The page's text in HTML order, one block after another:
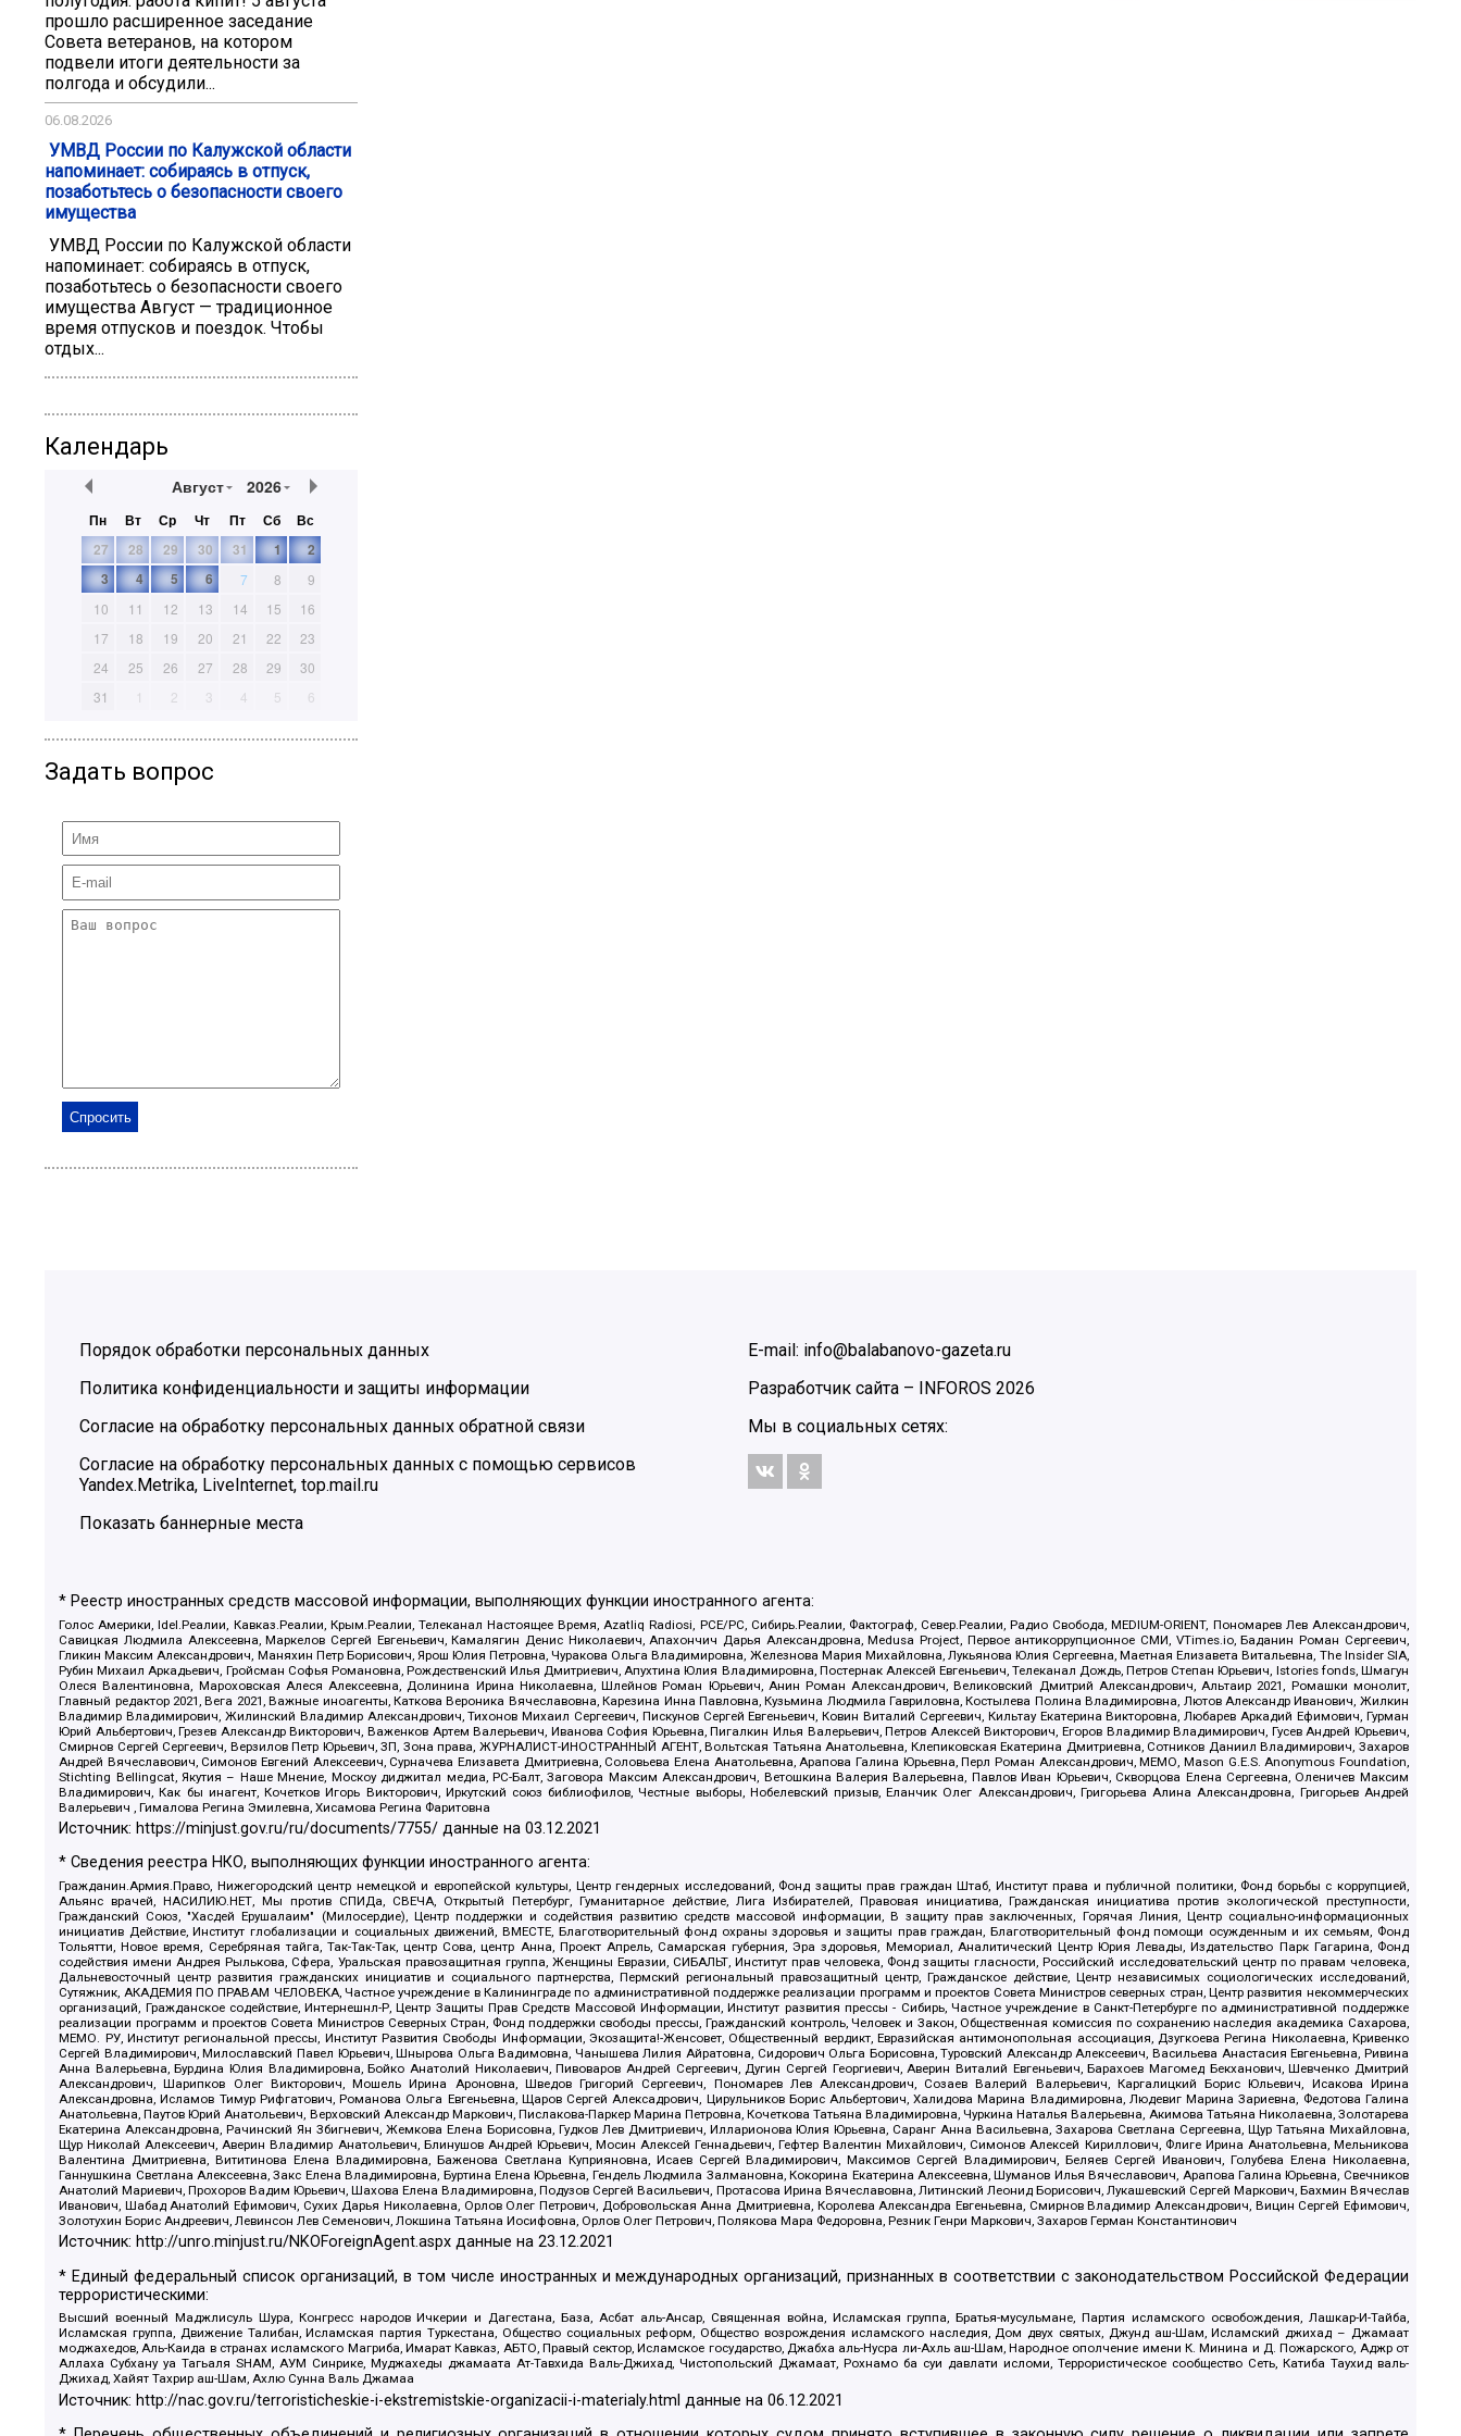
прошло расширенное заседание
Совета ветеранов, на котором
подвели итоги деятельности за
полгода и обсудили...
06.08.2026
️ УМВД России по Калужской области
напоминает: собираясь в отпуск,
позаботьтесь о безопасности своего
имущества
️ УМВД России по Калужской области
напоминает: собираясь в отпуск,
позаботьтесь о безопасности своего
имущества Август — традиционное
время отпусков и поездок. Чтобы
отдых...
Календарь
Август 2026
Пн Вт Ср Чт Пт Сб
Вс
27
28 29 30 31 1
2
3
4 5 6 7 8
9
10
11 12 13 14 15
16
17
18 19 20 21 22
23
24
25 26 27 28 29
30
31
1 2 3 4 5 6
Задать вопрос
Порядок обработки персональных данных
Политика конфиденциальности и защиты информации
Согласие на обработку персональных данных обратной связи
Согласие на обработку персональных данных с помощью сервисов
Yandex.Metrika, LiveInternet, top.mail.ru
Показать баннерные места
E-mail: info@balabanovo-gazeta.ru
Разработчик сайта –
INFOROS 2026
Мы в социальных сетях:
* Реестр иностранных средств массовой информации, выполняющих функции иностранного агента:
Голос Америки, Idel.Реалии, Кавказ.Реалии, Крым.Реалии, Телеканал Настоящее Время, Azatliq Radiosi, PCE/PC, Сибирь.Реалии, Фактограф, Север.Реалии, Радио Свобода, MEDIUM-ORIENT, Пономарев Лев Александрович,
Савицкая Людмила Алексеевна, Маркелов Сергей Евгеньевич, Камалягин Денис Николаевич, Апахончич Дарья Александровна, Medusa Project, Первое антикоррупционное СМИ, VTimes.io, Баданин Роман Сергеевич,
Гликин Максим Александрович, Маняхин Петр Борисович, Ярош Юлия Петровна, Чуракова Ольга Владимировна, Железнова Мария Михайловна, Лукьянова Юлия Сергеевна, Маетная Елизавета Витальевна, The Insider SIA,
Рубин Михаил Аркадьевич, Гройсман Софья Романовна, Рождественский Илья Дмитриевич, Апухтина Юлия Владимировна, Постернак Алексей Евгеньевич, Телеканал Дождь, Петров Степан Юрьевич, Istories fonds, Шмагун
Олеся Валентиновна, Мароховская Алеся Алексеевна, Долинина Ирина Николаевна, Шлейнов Роман Юрьевич, Анин Роман Александрович, Великовский Дмитрий Александрович, Альтаир 2021, Ромашки монолит,
Главный редактор 2021, Вега 2021, Важные иноагенты, Каткова Вероника Вячеславовна, Карезина Инна Павловна, Кузьмина Людмила Гавриловна, Костылева Полина Владимировна, Лютов Александр Иванович, Жилкин
Владимир Владимирович, Жилинский Владимир Александрович, Тихонов Михаил Сергеевич, Пискунов Сергей Евгеньевич, Ковин Виталий Сергеевич, Кильтау Екатерина Викторовна, Любарев Аркадий Ефимович, Гурман
Юрий Альбертович, Грезев Александр Викторович, Важенков Артем Валерьевич, Иванова София Юрьевна, Пигалкин Илья Валерьевич, Петров Алексей Викторович, Егоров Владимир Владимирович, Гусев Андрей Юрьевич,
Смирнов Сергей Сергеевич, Верзилов Петр Юрьевич, ЗП, Зона права, ЖУРНАЛИСТ-ИНОСТРАННЫЙ АГЕНТ, Вольтская Татьяна Анатольевна, Клепиковская Екатерина Дмитриевна, Сотников Даниил Владимирович, Захаров
Андрей Вячеславович, Симонов Евгений Алексеевич, Сурначева Елизавета Дмитриевна, Соловьева Елена Анатольевна, Арапова Галина Юрьевна, Перл Роман Александрович, МЕМО, Mason G.E.S. Anonymous Foundation,
Stichting Bellingcat, Якутия – Наше Мнение, Москоу диджитал медиа, РС-Балт, Заговора Максим Александрович, Ветошкина Валерия Валерьевна, Павлов Иван Юрьевич, Скворцова Елена Сергеевна, Оленичев Максим
Владимирович, Как бы инагент, Кочетков Игорь Викторович, Иркутский союз библиофилов, Честные выборы, Нобелевский призыв, Еланчик Олег Александрович, Григорьева Алина Александровна, Григорьев Андрей
Валерьевич , Гималова Регина Эмилевна, Хисамова Регина Фаритовна
Источник: https://minjust.gov.ru/ru/documents/7755/ данные на03.12.2021
* Сведения реестра НКО, выполняющих функции иностранного агента:
Гражданин.Армия.Право, Нижегородский центр немецкой и европейской культуры, Центр гендерных исследований, Фонд защиты прав граждан Штаб, Институт права и публичной политики, Фонд борьбы с коррупцией,
Альянс врачей, НАСИЛИЮ.НЕТ, Мы против СПИДа, СВЕЧА, Открытый Петербург, Гуманитарное действие, Лига Избирателей, Правовая инициатива, Гражданская инициатива против экологической преступности,
Гражданский Союз, "Хасдей Ерушалаим" (Милосердие), Центр поддержки и содействия развитию средств массовой информации, В защиту прав заключенных, Горячая Линия, Центр социально-информационных
инициатив Действие, Институт глобализации и социальных движений, ВМЕСТЕ, Благотворительный фонд охраны здоровья и защиты прав граждан, Благотворительный фонд помощи осужденным и их семьям, Фонд
Тольятти, Новое время, Серебряная тайга, Так-Так-Так, центр Сова, центр Анна, Проект Апрель, Самарская губерния, Эра здоровья, Мемориал, Аналитический Центр Юрия Левады, Издательство Парк Гагарина, Фонд
содействия имени Андрея Рылькова, Сфера, Уральская правозащитная группа, Женщины Евразии, СИБАЛЬТ, Институт прав человека, Фонд защиты гласности, Российский исследовательский центр по правам человека,
Дальневосточный центр развития гражданских инициатив и социального партнерства, Пермский региональный правозащитный центр, Гражданское действие, Центр независимых социологических исследований,
Сутяжник, АКАДЕМИЯ ПО ПРАВАМ ЧЕЛОВЕКА, Частное учреждение в Калининграде по административной поддержке реализации программ и проектов Совета Министров северных стран, Центр развития некоммерческих
организаций, Гражданское содействие, Интернешнл-Р, Центр Защиты Прав Средств Массовой Информации, Институт развития прессы - Сибирь, Частное учреждение в Санкт-Петербурге по административной поддержке
реализации программ и проектов Совета Министров Северных Стран, Фонд поддержки свободы прессы, Гражданский контроль, Человек и Закон, Общественная комиссия по сохранению наследия академика Сахарова,
МЕМО. РУ, Институт региональной прессы, Институт Развития Свободы Информации, Экозащита!-Женсовет, Общественный вердикт, Евразийская антимонопольная ассоциация, Дзугкоева Регина Николаевна, Кривенко
Сергей Владимирович, Милославский Павел Юрьевич, Шнырова Ольга Вадимовна, Чанышева Лилия Айратовна, Сидорович Ольга Борисовна, Туровский Александр Алексеевич, Васильева Анастасия Евгеньевна, Ривина
Анна Валерьевна, Бурдина Юлия Владимировна, Бойко Анатолий Николаевич, Пивоваров Андрей Сергеевич, Дугин Сергей Георгиевич, Аверин Виталий Евгеньевич, Барахоев Магомед Бекханович, Шевченко Дмитрий
Александрович, Шарипков Олег Викторович, Мошель Ирина Ароновна, Шведов Григорий Сергеевич, Пономарев Лев Александрович, Созаев Валерий Валерьевич, Каргалицкий Борис Юльевич, Исакова Ирина
Александровна, Исламов Тимур Рифгатович, Романова Ольга Евгеньевна, Щаров Сергей Алексадрович, Цирульников Борис Альбертович, Халидова Марина Владимировна, Людевиг Марина Зариевна, Федотова Галина
Анатольевна, Паутов Юрий Анатольевич, Верховский Александр Маркович, Пислакова-Паркер Марина Петровна, Кочеткова Татьяна Владимировна, Чуркина Наталья Валерьевна, Акимова Татьяна Николаевна, Золотарева
Екатерина Александровна, Рачинский Ян Збигневич, Жемкова Елена Борисовна, Гудков Лев Дмитриевич, Илларионова Юлия Юрьевна, Саранг Анна Васильевна, Захарова Светлана Сергеевна, Щур Татьяна Михайловна,
Щур Николай Алексеевич, Аверин Владимир Анатольевич, Блинушов Андрей Юрьевич, Мосин Алексей Геннадьевич, Гефтер Валентин Михайлович, Симонов Алексей Кириллович, Флиге Ирина Анатольевна, Мельникова
Валентина Дмитриевна, Вититинова Елена Владимировна, Баженова Светлана Куприяновна, Исаев Сергей Владимирович, Максимов Сергей Владимирович, Беляев Сергей Иванович, Голубева Елена Николаевна,
Ганнушкина Светлана Алексеевна, Закс Елена Владимировна, Буртина Елена Юрьевна, Гендель Людмила Залмановна, Кокорина Екатерина Алексеевна, Шуманов Илья Вячеславович, Арапова Галина Юрьевна, Свечников
Анатолий Мариевич, Прохоров Вадим Юрьевич, Шахова Елена Владимировна, Подузов Сергей Васильевич, Протасова Ирина Вячеславовна, Литинский Леонид Борисович, Лукашевский Сергей Маркович, Бахмин Вячеслав
Иванович, Шабад Анатолий Ефимович, Сухих Дарья Николаевна, Орлов Олег Петрович, Добровольская Анна Дмитриевна, Королева Александра Евгеньевна, Смирнов Владимир Александрович, Вицин Сергей Ефимович,
Золотухин Борис Андреевич, Левинсон Лев Семенович, Локшина Татьяна Иосифовна, Орлов Олег Петрович, Полякова Мара Федоровна, Резник Генри Маркович, Захаров Герман Константинович
Источник: http://unro.minjust.ru/NKOForeignAgent.aspx данные на23.12.2021
* Единый федеральный список организаций, в том числе иностранных и международных организаций, признанных в соответствии с законодательством Российской Федерации
террористическими:
Высший военный Маджлисуль Шура, Конгресс народов Ичкерии и Дагестана, База, Асбат аль-Ансар, Священная война, Исламская группа, Братья-мусульмане, Партия исламского освобождения, Лашкар-И-Тайба,
Исламская группа, Движение Талибан, Исламская партия Туркестана, Общество социальных реформ, Общество возрождения исламского наследия, Дом двух святых, Джунд аш-Шам, Исламский джихад – Джамаат
моджахедов, Аль-Каида в странах исламского Магриба, Имарат Кавказ, АБТО, Правый сектор, Исламское государство, Джабха аль-Нусра ли-Ахль аш-Шам, Народное ополчение имени К. Минина и Д. Пожарского, Аджр от
Аллаха Субхану уа Тагьаля SHAM, АУМ Синрике, Муджахеды джамаата Ат-Тавхида Валь-Джихад, Чистопольский Джамаат, Рохнамо ба суи давлати исломи, Террористическое сообщество Сеть, Катиба Таухид валь-
Джихад, Хайят Тахрир аш-Шам, Ахлю Сунна Валь Джамаа
Источник: http://nac.gov.ru/terroristicheskie-i-ekstremistskie-organizacii-i-materialy.html данные на06.12.2021